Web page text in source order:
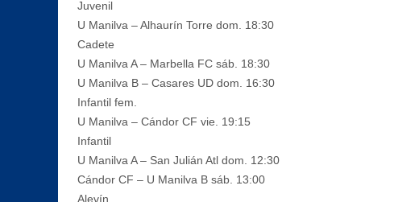
Juvenil
U Manilva – Alhaurín Torre dom. 18:30
Cadete
U Manilva A – Marbella FC sáb. 18:30
U Manilva B – Casares UD dom. 16:30
Infantil fem.
U Manilva – Cándor CF vie. 19:15
Infantil
U Manilva A – San Julián Atl dom. 12:30
Cándor CF – U Manilva B sáb. 13:00
Alevín